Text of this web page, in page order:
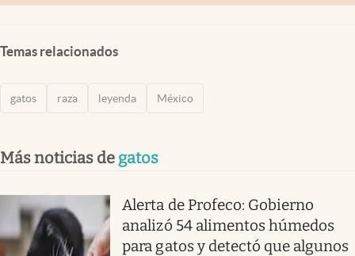
Temas relacionados
gatos raza leyenda México
Más noticias de gatos
Alerta de Profeco: Gobierno
analizó 54 alimentos húmedos
para gatos y detectó que algunos